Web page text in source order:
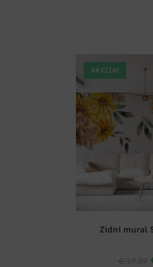
AKCIJA!
Zidni mural